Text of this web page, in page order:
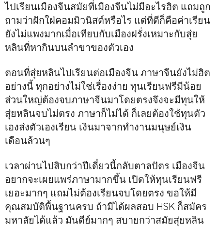
ไปเรียนเมืองจีนสมัยที่เมืองจีนไม่มีอะไรฮิต แถมถูก
ถามว่าฝักใฝ่คอมมิวนิสต์หรือไร แต่ที่ดีก็คือค่าเรียน
ยังไม่แพงมากเมื่อเทียบกับเมืองฝรั่งเหมาะกับสุ่ย
หลินที่หากินบนลำขาของตัวเอง
ตอนที่สุ่ยหลินไปเรียนต่อเมืองจีน ภาษาจีนยังไม่ฮิต
อย่างนี้ ทุกอย่างไม่ใช่เรื่องง่าย ทุนเรียนฟรีมีน้อย
ส่วนใหญ่ต้องจบภาษาจีนมาโดยตรงจึงจะมีทุนให้
สุ่ยหลินจบไม่ตรง ภาษาก็ไม่ได้ ก็เลยต้องใช้ทุนตัว
เองส่งตัวเองเรียน เงินมาจากทำงานมนุษย์เงิน
เดือนล้วนๆ
เวลาผ่านไปสิบกว่าปีเดี๋ยวนี้กลับตาลปัตร เมืองจีน
อยากจะเผยแพร่ภาษามากขึ้น เปิดให้ทุนเรียนฟรี
เยอะมากๆ แถมไม่ต้องเรียนจบโดยตรง ขอให้มี
คุณสมบัติพื้นฐานครบ ถ้ามีได้ผลสอบ HSK ก็สมัคร
มหาลัยได้แล้ว มันดีย์มากๆ สบายกว่าสมัยสุ่ยหลิน